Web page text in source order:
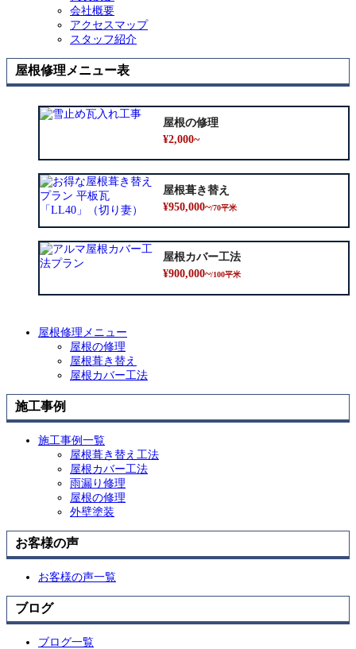
会社概要
アクセスマップ
スタッフ紹介
屋根修理メニュー表
屋根の修理
¥2,000~
屋根葺き替え
¥950,000~/70平米
屋根カバー工法
¥900,000~/100平米
屋根修理メニュー
屋根の修理
屋根葺き替え
屋根カバー工法
施工事例
施工事例一覧
屋根葺き替え工法
屋根カバー工法
雨漏り修理
屋根の修理
外壁塗装
お客様の声
お客様の声一覧
ブログ
ブログ一覧